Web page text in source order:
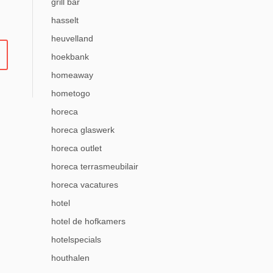
hasselt
heuvelland
hoekbank
homeaway
hometogo
horeca
horeca glaswerk
horeca outlet
horeca terrasmeubilair
horeca vacatures
hotel
hotel de hofkamers
hotelspecials
houthalen